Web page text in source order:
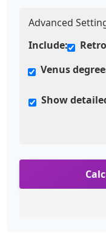
Advanced
Include:
Venus
Show